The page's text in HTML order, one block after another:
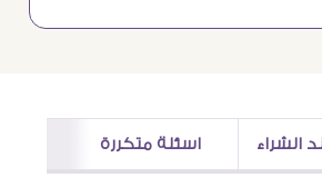
الشراء اسئلة متكررة